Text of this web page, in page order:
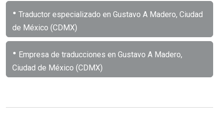
• Traductor especializado en Gustavo A Madero, Ciudad
de México (CDMX)
• Empresa de traducciones en Gustavo A Madero,
Ciudad de México (CDMX)